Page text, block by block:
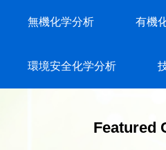
無機化学分析 有機
環境安全化学分析
Featured